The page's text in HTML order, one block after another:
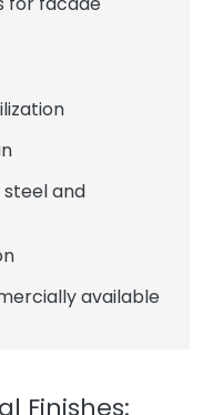
and
available